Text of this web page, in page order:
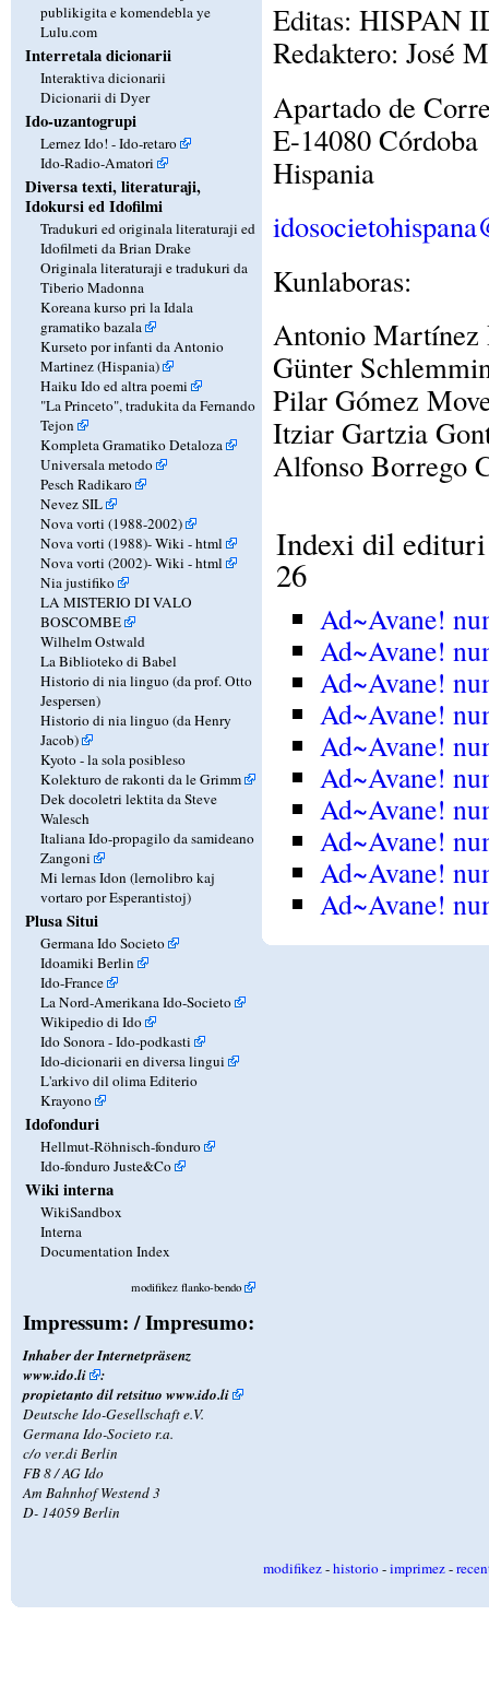
publikigita e komendebla ye
Lulu.com
Interretala dicionarii
Interaktiva dicionarii
Dicionarii di Dyer
Ido-uzantogrupi
Lernez Ido! - Ido-retaro
Ido-Radio-Amatori
Diversa texti, literaturaji,
Idokursi ed Idofilmi
Tradukuri ed originala literaturaji ed
Idofilmeti da Brian Drake
Originala literaturaji e tradukuri da
Tiberio Madonna
Koreana kurso pri la Idala
gramatiko bazala
Kurseto por infanti da Antonio
Martinez (Hispania)
Haiku Ido ed altra poemi
"La Princeto", tradukita da Fernando
Tejon
Kompleta Gramatiko Detaloza
Universala metodo
Pesch Radikaro
Nevez SIL
Nova vorti (1988-2002)
Nova vorti (1988)-Wiki -html
Nova vorti (2002)-Wiki -html
Nia justifiko
LA MISTERIO DI VALO
BOSCOMBE
Wilhelm Ostwald
La Biblioteko di Babel
Historio di nia linguo (da prof. Otto
Jespersen)
Historio di nia linguo (da Henry
Jacob)
Kyoto - la sola posibleso
Kolekturo de rakonti da le Grimm
Dek docoletri lektita da Steve
Walesch
Italiana Ido-propagilo da samideano
Zangoni
Mi lernas Idon (lernolibro kaj
vortaro por Esperantistoj)
Plusa Situi
Germana Ido Societo
Idoamiki Berlin
Ido-France
La Nord-Amerikana Ido-Societo
Wikipedio di Ido
Ido Sonora - Ido-podkasti
Ido-dicionarii en diversa lingui
L'arkivo dil olima Editerio
Krayono
Idofonduri
Hellmut-Röhnisch-fonduro
Ido-fonduro Juste&Co
Wiki interna
WikiSandbox
Interna
Documentation Index
modifikez flanko-bendo
Impressum: / Impresumo:
Inhaber der Internetpräsenz
www.ido.li
:
propietanto dil retsituo www.ido.li
Deutsche Ido-Gesellschaft e.V.
Germana Ido-Societo r.a.
c/o ver.di Berlin
FB 8 / AG Ido
Am Bahnhof Westend 3
D- 14059 Berlin
Editas: HISPAN
Redaktero: José
Apartado de
E-14080 Córdoba
Hispania
Kunlaboras:
Antonio Martínez
Günter
Pilar Gómez
Itziar Gartzia
Alfonso Borrego
Indexi dil edituri
26
Ad~Avane!
Ad~Avane!
Ad~Avane!
Ad~Avane!
Ad~Avane!
Ad~Avane!
Ad~Avane!
Ad~Avane!
Ad~Avane!
Ad~Avane!
modifikez-historio-imprimez-